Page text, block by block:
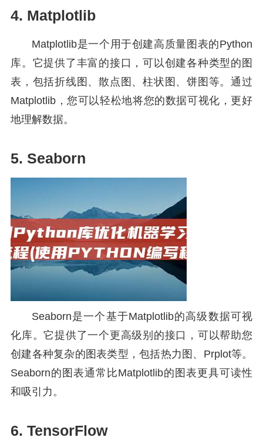
4. Matplotlib
Matplotlib是一个用于创建高质量图表的Python
库。它提供了丰富的接口，可以创建各种类型的图
表，包括折线图、散点图、柱状图、饼图等。通过
Matplotlib，您可以轻松地将您的数据可视化，更好
地理解数据。
5. Seaborn
Seaborn是一个基于Matplotlib的高级数据可视
化库。它提供了一个更高级别的接口，可以帮助您
创建各种复杂的图表类型，包括热力图、Prplot等。
Seaborn的图表通常比Matplotlib的图表更具可读性
和吸引力。
6. TensorFlow